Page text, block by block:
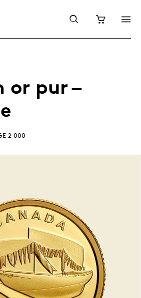
or pur –
2 000